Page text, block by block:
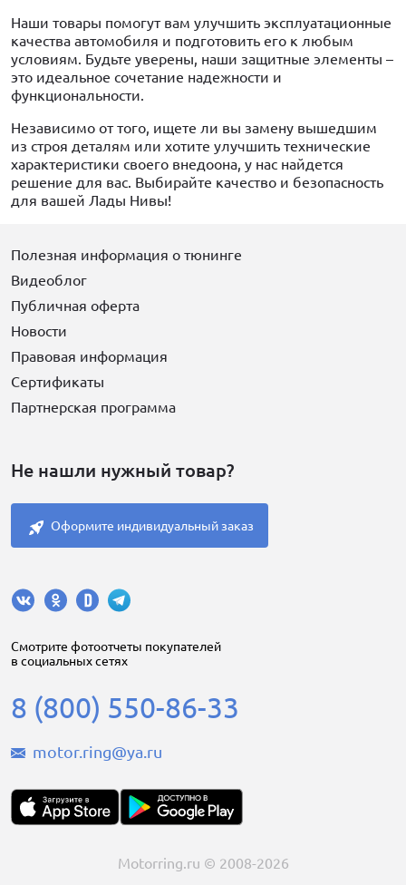
Наши товары помогут вам улучшить эксплуатационные
качества автомобиля и подготовить его к любым
условиям. Будьте уверены, наши защитные элементы –
это идеальное сочетание надежности и
функциональности.
Независимо от того, ищете ли вы замену вышедшим
из строя деталям или хотите улучшить технические
характеристики своего внедоона, у нас найдется
решение для вас. Выбирайте качество и безопасность
для вашей Лады Нивы!
Полезная информация о тюнинге
Видеоблог
Публичная оферта
Новости
Правовая информация
Сертификаты
Партнерская программа
Не нашли нужный товар?
Оформите индивидуальный заказ
Cмотрите фотоотчеты покупателей
в социальных сетях
8 (800) 550-86-33
motor.ring@ya.ru
Motorring.ru © 2008-2026